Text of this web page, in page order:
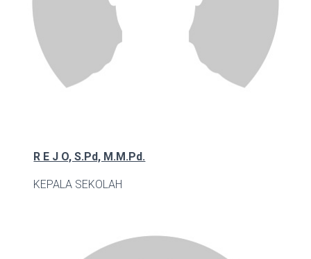
R E J O, S.Pd, M.M.Pd.
KEPALA SEKOLAH